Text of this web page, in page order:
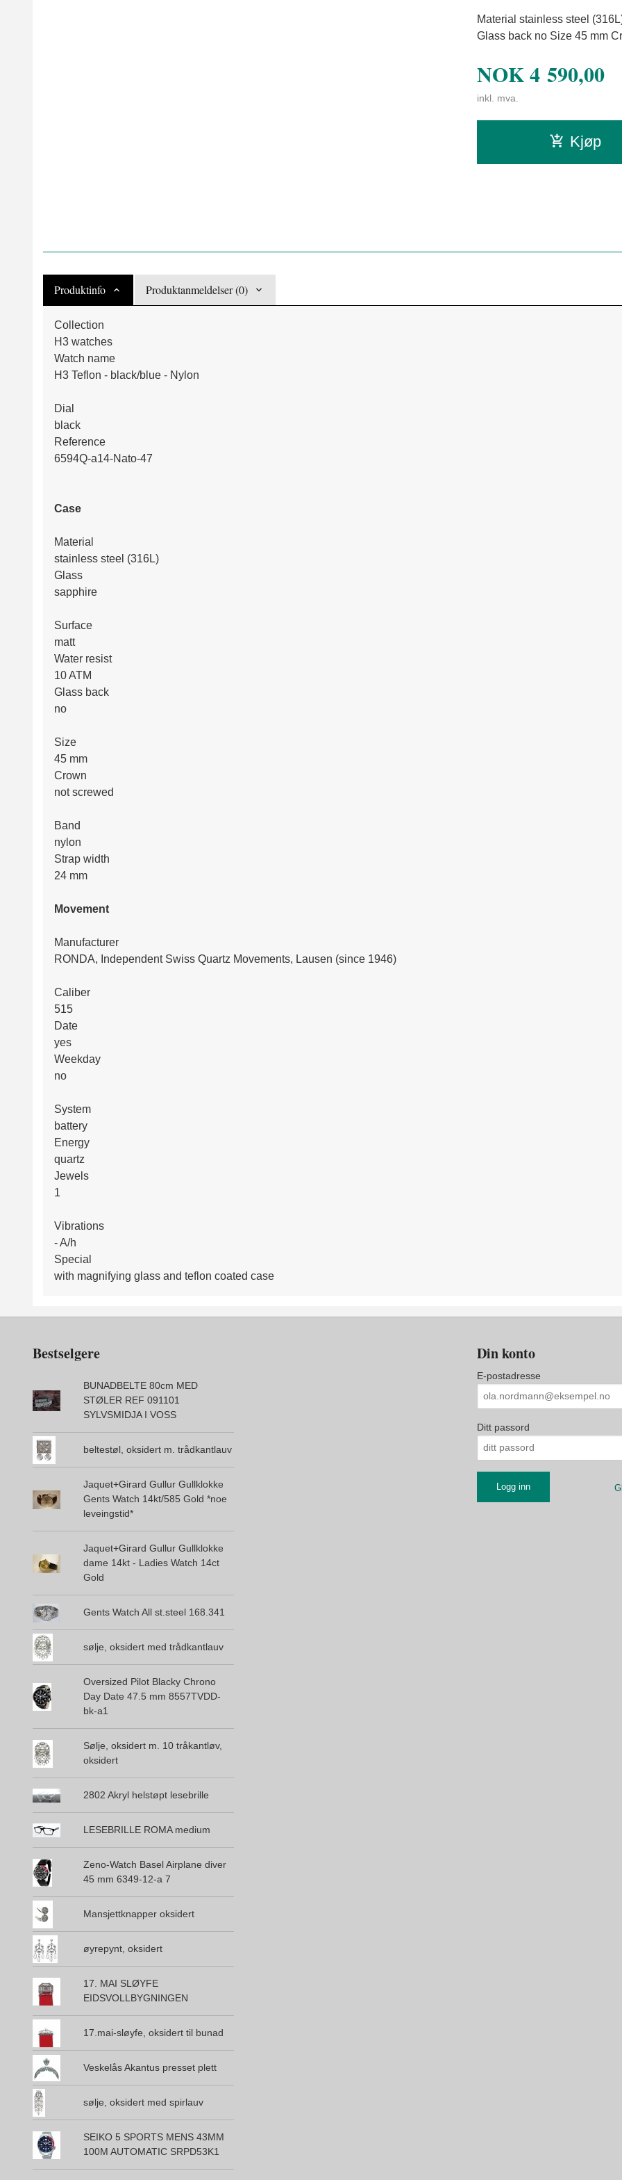
Material stainless steel
Glass back no Size 45 mm
NOK4 590,00
inkl. mva.
Kjøp
Produktinfo Produktanmeldelser (0)
Collection
H3 watches
Watch name
H3 Teflon - black/blue - Nylon
Dial
black
Reference
6594Q-a14-Nato-47
Case
Material
stainless steel (316L)
Glass
sapphire
Surface
matt
Water resist
10 ATM
Glass back
no
Size
45 mm
Crown
not screwed
Band
nylon
Strap width
24 mm
Movement
Manufacturer
RONDA, Independent Swiss Quartz Movements, Lausen (since 1946)
Caliber
515
Date
yes
Weekday
no
System
battery
Energy
quartz
Jewels
1
Vibrations
- A/h
Special
with magnifying glass and teflon coated case
Bestselgere
BUNADBELTE 80cm MED
STØLER REF 091101
SYLVSMIDJA I VOSS
beltestøl, oksidert m. trådkantlauv
Jaquet+Girard Gullur Gullklokke
Gents Watch 14kt/585 Gold *noe
leveingstid*
Jaquet+Girard Gullur Gullklokke
dame 14kt - Ladies Watch 14ct
Gold
Gents Watch All st.steel 168.341
sølje, oksidert med trådkantlauv
Oversized Pilot Blacky Chrono
Day Date 47.5 mm 8557TVDD-
bk-a1
Sølje, oksidert m. 10 tråkantløv,
oksidert
2802 Akryl helstøpt lesebrille
LESEBRILLE ROMA medium
Zeno-Watch Basel Airplane diver
45 mm 6349-12-a 7
Mansjettknapper oksidert
øyrepynt, oksidert
17. MAI SLØYFE
EIDSVOLLBYGNINGEN
17.mai-sløyfe, oksidert til bunad
Veskelås Akantus presset plett
sølje, oksidert med spirlauv
SEIKO 5 SPORTS MENS 43MM
100M AUTOMATIC SRPD53K1
Din konto
E-postadresse
Ditt passord